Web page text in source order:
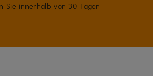
Sie innerhalb von 30 Tagen